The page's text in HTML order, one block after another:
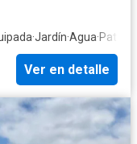
·Jardín·Agua·Patio
Ver en detalle